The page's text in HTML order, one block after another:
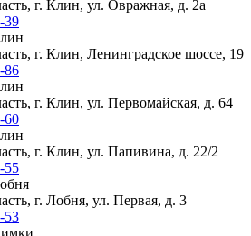
г. Клин, ул. Овражная, д. 2а
39
г. Клин, Ленинградское шоссе, 19
86
г. Клин, ул. Первомайская, д. 64
60
г. Клин, ул. Папивина, д. 22/2
55
г. Лобня, ул. Первая, д. 3
53